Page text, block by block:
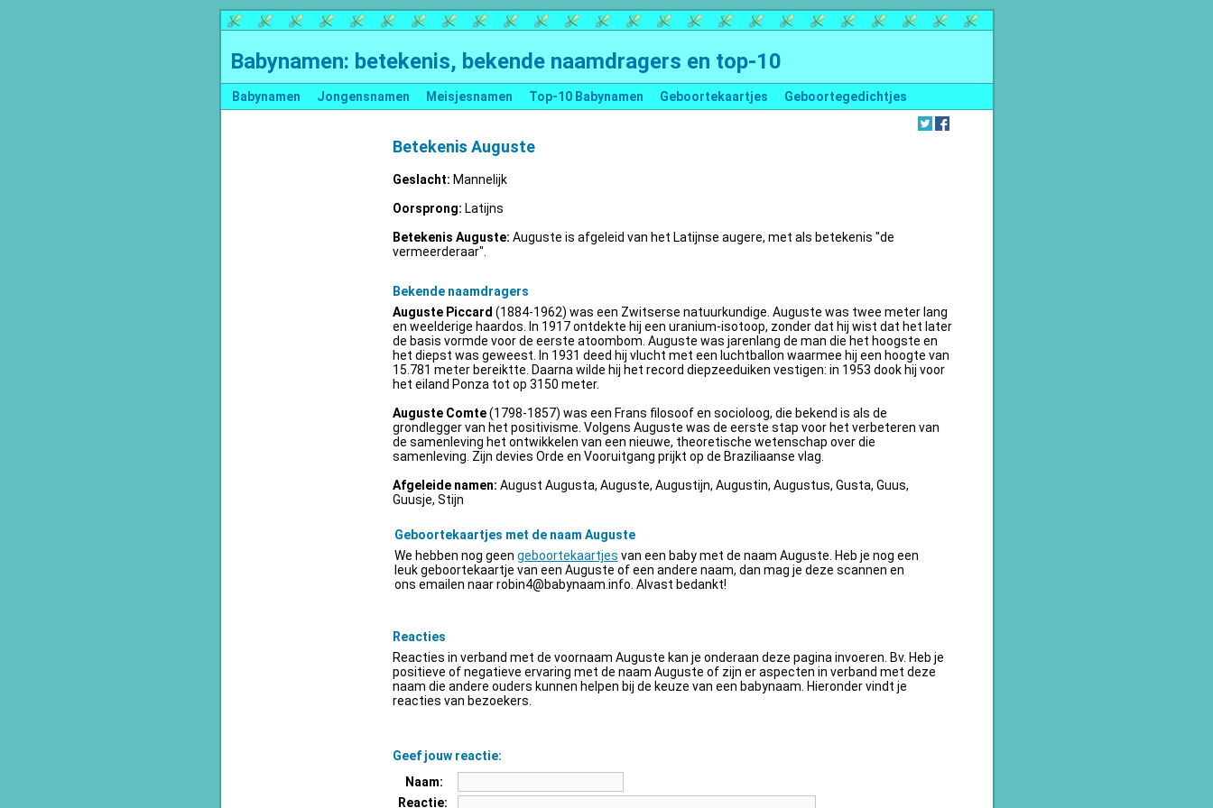
Babynamen: betekenis, bekende naamdragers en top-10
Babynamen Jongensnamen Meisjesnamen Top-10 Babynamen Geboortekaartjes Geboortegedichtjes
Betekenis Auguste
Geslacht: Mannelijk
Oorsprong: Latijns
Betekenis Auguste: Auguste is afgeleid van het Latijnse augere, met als betekenis "de
vermeerderaar".
Bekende naamdragers
Auguste Piccard (1884-1962) was een Zwitserse natuurkundige. Auguste was twee meter lang
en weelderige haardos. In 1917 ontdekte hij een uranium-isotoop, zonder dat hij wist dat het later
de basis vormde voor de eerste atoombom. Auguste was jarenlang de man die het hoogste en
het diepst was geweest. In 1931 deed hij vlucht met een luchtballon waarmee hij een hoogte van
15.781 meter bereiktte. Daarna wilde hij het record diepzeeduiken vestigen: in 1953 dook hij voor
het eiland Ponza tot op 3150 meter.
Auguste Comte(1798-1857) was een Frans filosoof en socioloog, die bekend is als de
grondlegger van het positivisme. Volgens Auguste was de eerste stap voor het verbeteren van
de samenleving het ontwikkelen van een nieuwe, theoretische wetenschap over die
samenleving. Zijn devies Orde en Vooruitgang prijkt op de Braziliaanse vlag.
Afgeleide namen: August Augusta, Auguste, Augustijn, Augustin, Augustus, Gusta, Guus,
Guusje, Stijn
Geboortekaartjes met de naam Auguste
We hebben nog geen geboortekaartjes van een baby met de naam Auguste. Heb je nog een
leuk geboortekaartje van een Auguste of een andere naam, dan mag je deze scannen en
ons emailen naarrobin4@babynaam.info . Alvast bedankt!
Reacties
Reacties in verband met de voornaam Auguste kan je onderaan deze pagina invoeren. Bv. Heb je
positieve of negatieve ervaring met de naam Auguste of zijn er aspecten in verband met deze
naam die andere ouders kunnen helpen bij de keuze van een babynaam. Hieronder vindt je
reacties van bezoekers.
Geef jouw reactie:
Naam:
Reactie: